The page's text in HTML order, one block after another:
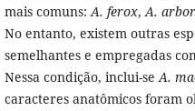
mais comuns:A. ferox,A.
No entanto, existem outras
semelhantes e empregadas
Nessa condição, inclui-seA.
caracteres anatômicos foram